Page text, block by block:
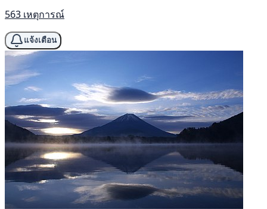
563 เหตุการณ์
แจ้งเตือน